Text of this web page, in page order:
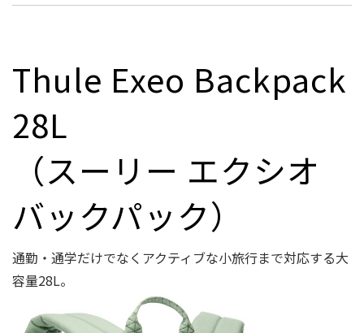
Thule Exeo Backpack
28L
（スーリー エクシオ
バックパック）
通勤・通学だけでなくアクティブな小旅⾏まで対応する⼤
容量28L。